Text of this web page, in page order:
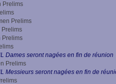
Prelims
Prelims
Prelims
Prelims
Dames seront nagées en fin de réunion
Prelims
Messieurs seront nagées en fin de